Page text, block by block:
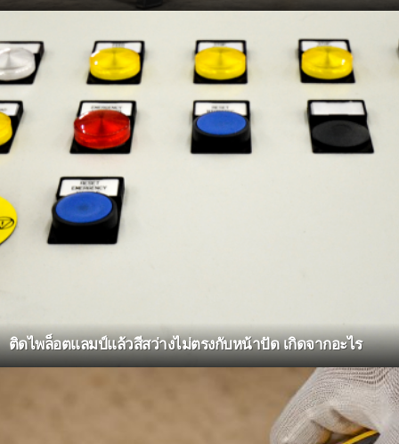
ติดไพล็อตแลมป์แล้วสีสว่างไม่ตรงกับหน้าปัด เกิดจากอะไร